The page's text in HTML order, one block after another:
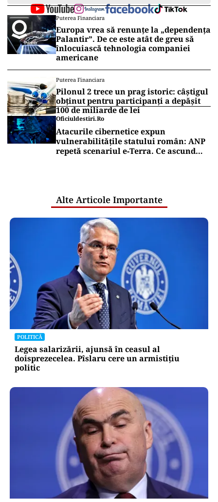
Puterea Financiara
Europa vrea să renunțe la „dependența
Palantir”. De ce este atât de greu să
înlocuiască tehnologia companiei
americane
Puterea Financiara
Pilonul 2 trece un prag istoric: câștigul
obținut pentru participanți a depășit
100 de miliarde de lei
Oficiuldestiri.ro
Atacurile cibernetice expun
vulnerabilitățile statului român: ANP
repetă scenariul e‑Terra. Ce ascund
Alte Articole Importante
POLITICĂ
Legea salarizării, ajunsă în ceasul al
doisprezecelea. Pîslaru cere un armistițiu
politic